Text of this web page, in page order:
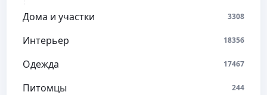
Дома и участки 3308
Интерьер 18356
Одежда 17467
Питомцы 244